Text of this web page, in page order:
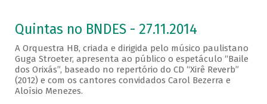
Quintas no BNDES - 27.11.2014
A Orquestra HB, criada e dirigida pelo músico paulistano
Guga Stroeter, apresenta ao público o espetáculo “Baile
dos Orixás”, baseado no repertório do CD “Xirê Reverb”
(2012) e com os cantores convidados Carol Bezerra e
Aloísio Menezes.